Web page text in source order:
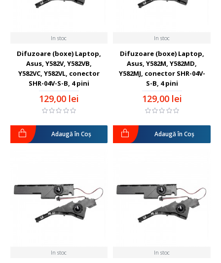
In stoc
Difuzoare (boxe) Laptop,
Asus, Y582V, Y582VB,
Y582VC, Y582VL, conector
SHR-04V-S-B, 4 pini
129,00 lei
Adaugă în Coş
In stoc
Difuzoare (boxe) Laptop,
Asus, Y582M, Y582MD,
Y582MJ, conector SHR-04V-
S-B, 4 pini
129,00 lei
Adaugă în Coş
In stoc In stoc